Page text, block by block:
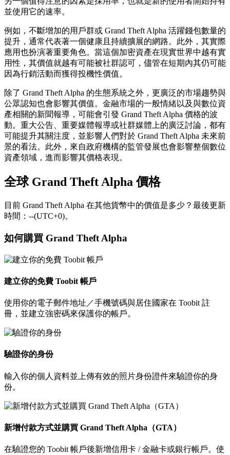
並使用它的速率。
例如，不斷增加的用戶群或 Grand Theft Alpha 活躍錢包數量的
提升，通常代表著一個健康且持續擴展的網路。此外，其實際
應用也扮演著重要角色。當這個加密資產在現實世界中越有實
用性，其價值就越有可能被社群認可，儘管在短期內其仍可能
因為行銷活動而獲得投機性價值。
除了 Grand Theft Alpha 的生態系統之外，更廣泛的市場趨勢與
公眾認知也會影響其價值。金融市場的一般情緒以及與數位資
產相關的新聞報導，可能會引發 Grand Theft Alpha 價格的波
動。重大公告、重要媒體報導或社群媒體上的廣泛討論，都有
可能提升其關注度，並影響人們對於 Grand Theft Alpha 未來前
景的看法。此外，來自政府機構的監管發展也會影響整個數位
資產領域，進而影響其價格表現。
全球 Grand Theft Alpha 價格
目前 Grand Theft Alpha 在其他貨幣中的價值是多少？最後更新
時間：--(UTC+0)。
如何購買 Grand Theft Alpha
建立你的免費 Toobit 帳戶
使用你的電子郵件地址／手機號碼與居住國家在 Toobit 註
冊，並建立強密碼來保護你的帳戶。
驗證你的身份
輸入你的個人資料並上傳有效的照片身份證件來驗證你的身
份。
新增付款方式並購買 Grand Theft Alpha（GTA）
在驗證您的 Toobit 帳戶後新增信用卡 / 金融卡或銀行帳戶。使